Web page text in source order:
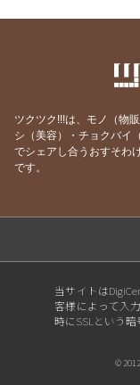
2026/06/21新講座
事例
2026/05/24不足の
2026/05/17
います
支援
2026/04/19 「思
４月
ツクツク!!!は、モノ（物
シ（美容）・チョクバイ
でシェアし合うおすそわ
です。
当サイトは
客様によって入
時にSSLという暗
©